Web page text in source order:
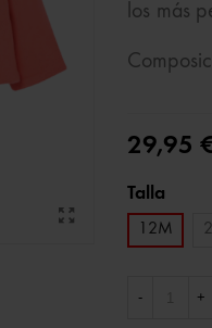
los más
29,95
Talla
12M
- +